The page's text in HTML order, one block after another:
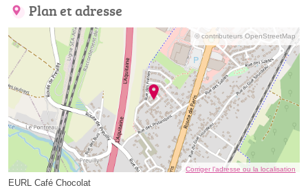
Plan et adresse
© contributeurs OpenStreetMap
Corriger l’adresse ou la localisation
EURL Café Chocolat